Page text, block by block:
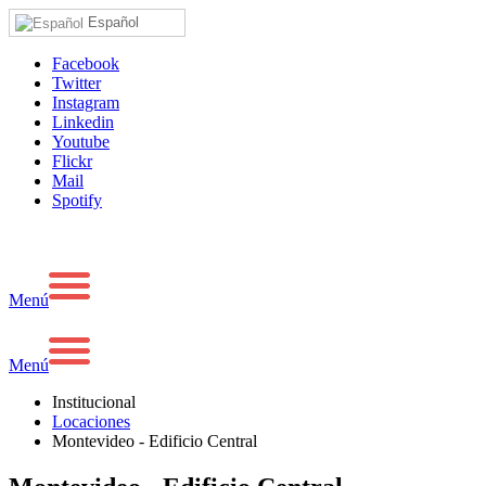
Español
Facebook
Twitter
Instagram
Linkedin
Youtube
Flickr
Mail
Spotify
Menú
Menú
Institucional
Locaciones
Montevideo - Edificio Central